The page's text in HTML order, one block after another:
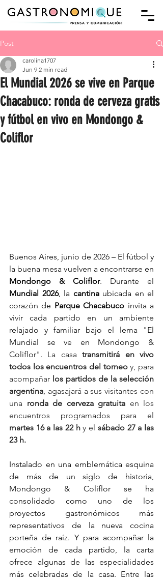
Post
El Mundial 2026 se vive en Parque
Chacabuco: ronda de cerveza gratis
y fútbol en vivo en Mondongo &
Coliflor
carolina1707
Jun 9 2 min read
Buenos Aires, junio de 2026 – El fútbol y
Mondongo & Coliflor
Mundial 2026, la cantina ubicada en el
corazón de Parque Chacabuco invita a
vivir cada partido en un ambiente
relajado y familiar bajo el lema "El
Mundial se ve en Mondongo &
Coliflor".
La casa transmitirá en vivo
todos los encuentros del torneo y, para
acompañar los partidos de la selección
argentina, agasajará a sus visitantes con
una ronda de cerveza gratuita en los
martes 16 a las 22 h y el sábado 27 a las
23 h.
Instalado en una emblemática esquina
de más de un siglo de historia,
Mondongo & Coliflor se ha
consolidado como uno de los
proyectos gastronómicos más
representativos de la nueva cocina
porteña de raíz. Y para acompañar la
emoción de cada partido, la carta
ofrece algunas de las especialidades
más celebradas de la casa. Entre las